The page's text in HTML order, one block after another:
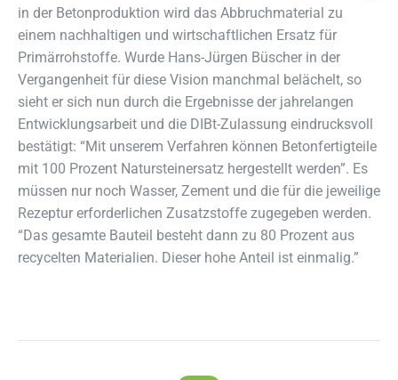
in der Betonproduktion wird das Abbruchmaterial zu
einem nachhaltigen und wirtschaftlichen Ersatz für
Primärrohstoffe. Wurde Hans-Jürgen Büscher in der
Vergangenheit für diese Vision manchmal belächelt, so
sieht er sich nun durch die Ergebnisse der jahrelangen
Entwicklungsarbeit und die DIBt-Zulassung eindrucksvoll
bestätigt: “Mit unserem Verfahren können Betonfertigteile
mit 100 Prozent Natursteinersatz hergestellt werden”. Es
müssen nur noch Wasser, Zement und die für die jeweilige
Rezeptur erforderlichen Zusatzstoffe zugegeben werden.
“Das gesamte Bauteil besteht dann zu 80 Prozent aus
recycelten Materialien. Dieser hohe Anteil ist einmalig.”